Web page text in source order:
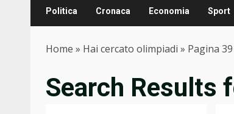
Politica Cronaca Economia Sport
Home » Hai cercato olimpiadi » Pagina 39
Search Results